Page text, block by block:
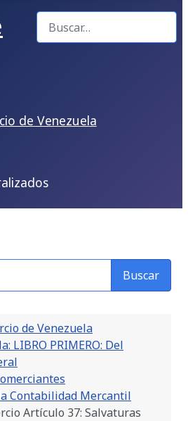
Buscar
de Venezuela
Buscar
de Venezuela
LIBRO PRIMERO: Del
Contabilidad Mercantil
Artículo 37: Salvaturas